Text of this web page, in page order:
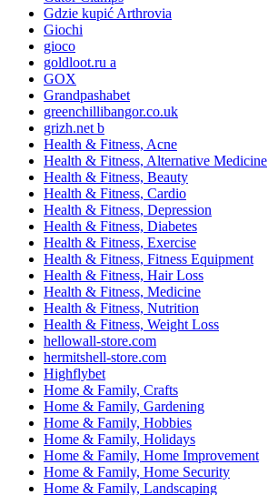
Gdzie kupić Arthrovia
Giochi
gioco
goldloot.ru a
GOX
Grandpashabet
greenchillibangor.co.uk
grizh.net b
Health & Fitness, Acne
Health & Fitness, Alternative Medicine
Health & Fitness, Beauty
Health & Fitness, Cardio
Health & Fitness, Depression
Health & Fitness, Diabetes
Health & Fitness, Exercise
Health & Fitness, Fitness Equipment
Health & Fitness, Hair Loss
Health & Fitness, Medicine
Health & Fitness, Nutrition
Health & Fitness, Weight Loss
hellowall-store.com
hermitshell-store.com
Highflybet
Home & Family, Crafts
Home & Family, Gardening
Home & Family, Hobbies
Home & Family, Holidays
Home & Family, Home Improvement
Home & Family, Home Security
Home & Family, Landscaping